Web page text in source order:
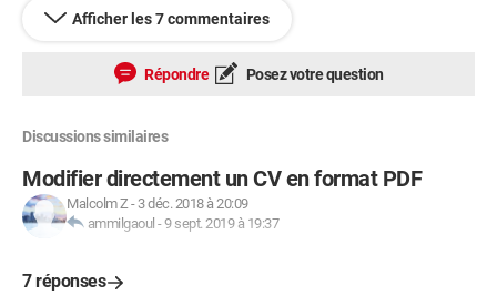
Afficher les 7 commentaires
Répondre Posez votre question
Discussions similaires
Modifier directement un CV en format PDF
Malcolm Z- 3 déc. 2018 à 20:09
ammilgaoul -9 sept. 2019 à 19:37
7 réponses